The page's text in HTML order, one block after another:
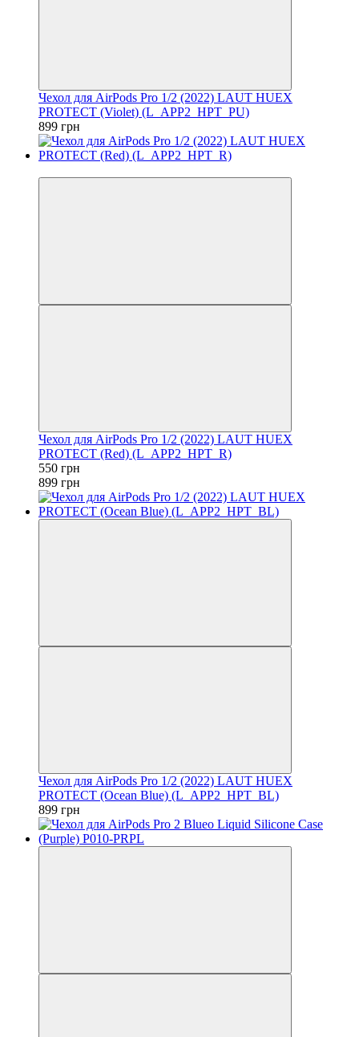
Чехол для AirPods Pro 1/2 (2022) LAUT HUEX
PROTECT (Violet) (L_APP2_HPT_PU)
899 грн
Чехол для AirPods Pro 1/2 (2022) LAUT HUEX
PROTECT (Red) (L_APP2_HPT_R)
550 грн
899 грн
Чехол для AirPods Pro 1/2 (2022) LAUT HUEX
PROTECT (Oсean Blue) (L_APP2_HPT_BL)
899 грн